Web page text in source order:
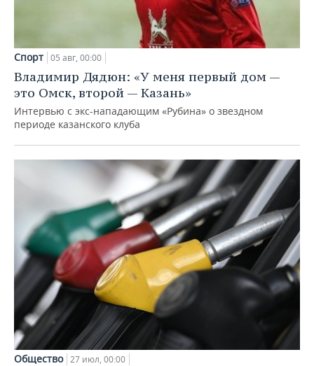
Спорт 05 авг, 00:00
Владимир Дядюн: «У меня первый дом —
это Омск, второй — Казань»
Интервью с экс-нападающим «Рубина» о звездном
периоде казанского клуба
Общество 27 июл, 00:00